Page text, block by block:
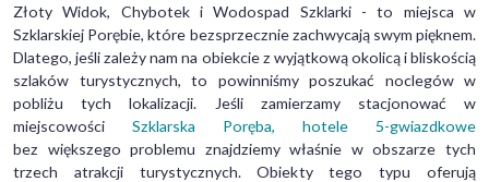
Złoty Widok, Chybotek i Wodospad Szklarki - to miejsca w
Szklarskiej Porębie, które bezsprzecznie zachwycają swym pięknem.
Dlatego, jeśli zależy nam na obiekcie z wyjątkową okolicą i bliskością
szlaków turystycznych, to powinniśmy poszukać noclegów w
pobliżu tych lokalizacji. Jeśli zamierzamy stacjonować w
miejscowości Szklarska Poręba, hotele 5-gwiazdkowe
bez większego problemu znajdziemy właśnie w obszarze tych
trzech atrakcji turystycznych. Obiekty tego typu oferują